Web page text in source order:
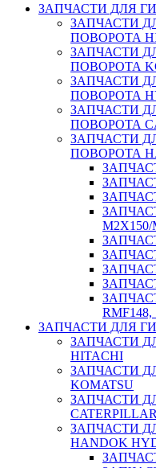
ЗАПЧАСТИ ДЛЯ
ЗАПЧАСТИ
ПОВОРОТА
ЗАПЧАСТИ
ПОВОРОТА
ЗАПЧАСТИ
ПОВОРОТА
ЗАПЧАСТИ
ПОВОРОТА
ЗАПЧАСТИ
ПОВОРОТА
M2X150/
RMF148,
ЗАПЧАСТИ ДЛЯ
ЗАПЧАСТИ
HITACHI
ЗАПЧАСТИ
KOMATSU
ЗАПЧАСТИ
CATERPILLAR
ЗАПЧАСТИ
HANDOK